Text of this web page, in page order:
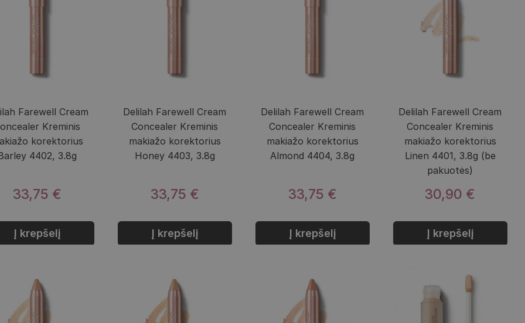
Farewell Cream
Kreminis
korektorius
4402, 3.8g
33,75 €
Į krepšelį
Delilah Farewell Cream
Concealer Kreminis
makiažo korektorius
Honey 4403, 3.8g
33,75 €
Į krepšelį
Delilah Farewell Cream
Concealer Kreminis
makiažo korektorius
Almond 4404, 3.8g
33,75 €
Į krepšelį
Delilah Farewell Cream
Concealer Kreminis
makiažo korektorius
Linen 4401, 3.8g (be
pakuotės)
30,90 €
Į krepšelį